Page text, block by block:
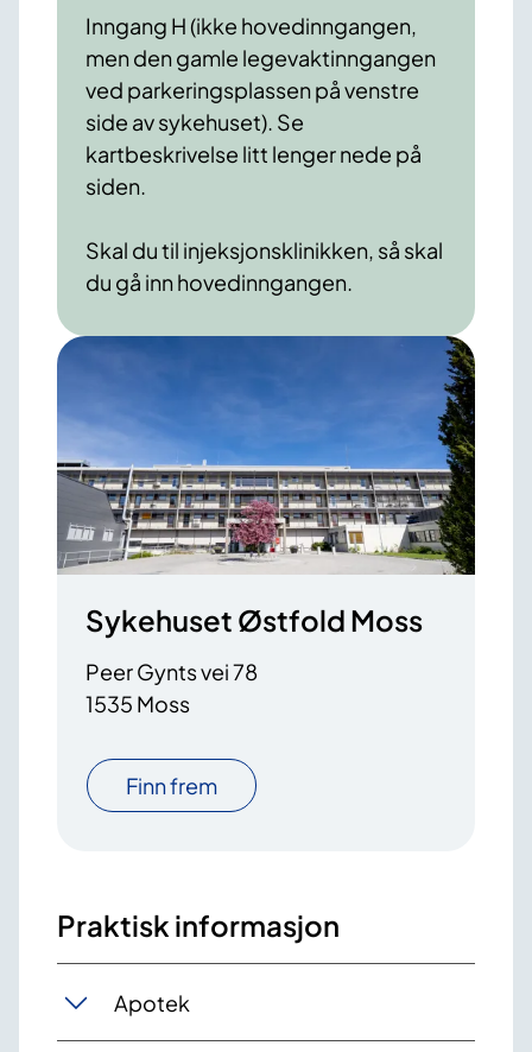
Inngang H (ikke hovedinngangen,
men den gamle legevaktinngangen
ved parkeringsplassen på venstre
side av sykehuset). Se
kartbeskrivelse litt lenger nede på
siden.
Skal du til injeksjonsklinikken, så skal
du gå inn hovedinngangen.
Sykehuset Østfold Moss
Peer Gynts vei 78
1535 Moss
Finn frem
Praktisk informasjon
Apotek